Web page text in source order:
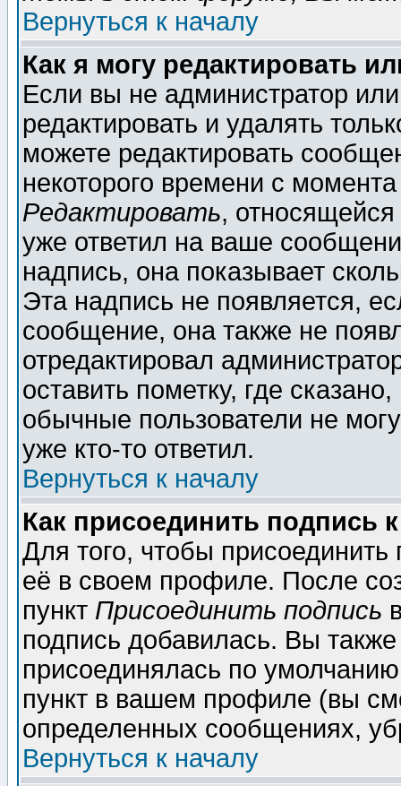
Вернуться к началу
Как я могу редактировать
Если вы не администратор
редактировать и удалять
можете редактировать
некоторого времени с
Редактировать,
уже ответил на ваше
надпись, она показывает
Эта надпись не появляется,
сообщение, она также не
отредактировал
оставить пометку, где
обычные пользователи не
уже кто-то ответил.
Вернуться к началу
Как присоединить подпись
Для того, чтобы
её в своем профиле. После
пункт Присоединить подпись
подпись добавилась. Вы
присоединялась по
пункт в вашем профиле (вы
определенных сообщениях,
Вернуться к началу